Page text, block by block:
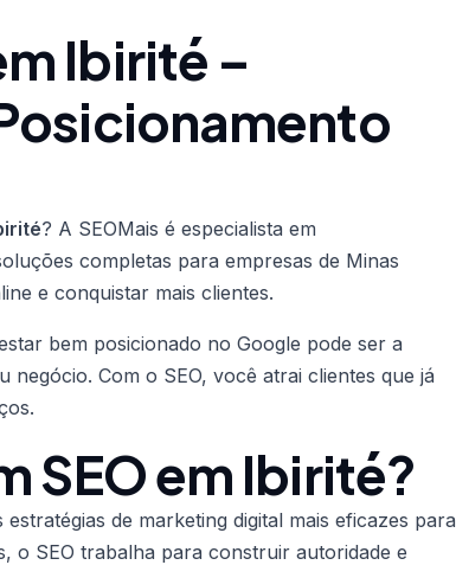
Ibirité –
? A SEOMais é especialista em
completas para empresas de Minas
e conquistar mais clientes.
bem posicionado no Google pode ser a
Com o SEO, você atrai clientes que já
SEO em Ibirité?
estratégias de marketing digital mais eficazes para
o SEO trabalha para construir autoridade e